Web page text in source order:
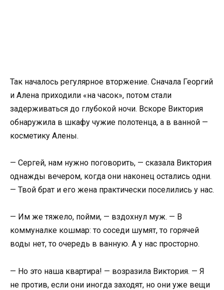
Так началось регулярное вторжение. Сначала Георгий
и Алена приходили «на часок», потом стали
задерживаться до глубокой ночи. Вскоре Виктория
обнаружила в шкафу чужие полотенца, а в ванной —
косметику Алены.
— Сергей, нам нужно поговорить, — сказала Виктория
однажды вечером, когда они наконец остались одни.
— Твой брат и его жена практически поселились у нас.
— Им же тяжело, пойми, — вздохнул муж. — В
коммуналке кошмар: то соседи шумят, то горячей
воды нет, то очередь в ванную. А у нас просторно.
— Но это наша квартира! — возразила Виктория. — Я
не против, если они иногда заходят, но они уже вещи